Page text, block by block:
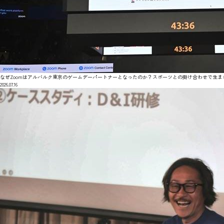
なぜZoomはアルバルク東京のゲームデーパートナーとなったのか？スポーツとの掛け合わせで生
2026.07.16